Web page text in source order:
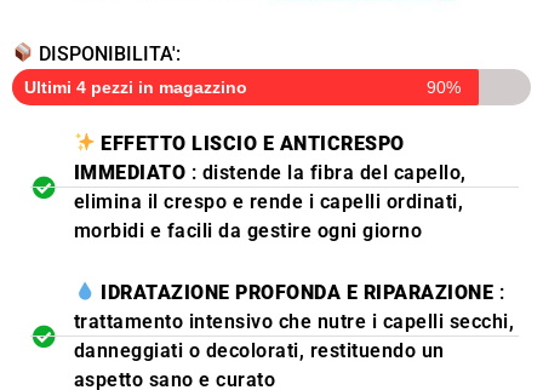
DISPONIBILITA':
Ultimi 4 pezzi in magazzino 90%
EFFETTO LISCIO E ANTICRESPO
IMMEDIATO : distende la fibra del capello,
elimina il crespo e rende i capelli ordinati,
morbidi e facili da gestire ogni giorno
IDRATAZIONE PROFONDA E RIPARAZIONE :
trattamento intensivo che nutre i capelli secchi,
danneggiati o decolorati, restituendo un
aspetto sano e curato